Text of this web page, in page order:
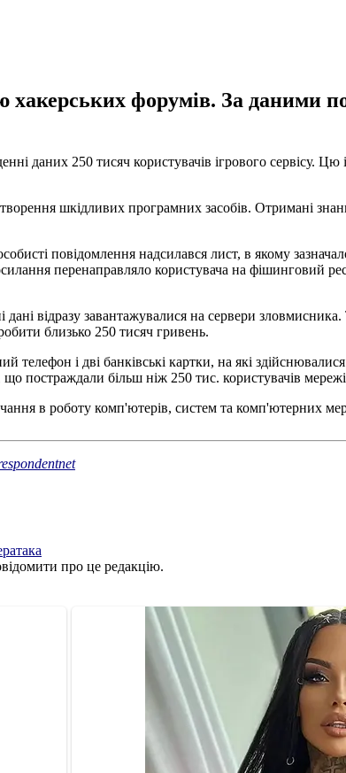
форумів. За даними
даних 250 тисяч користувачів ігрового сервісу.
шкідливих програмних засобів. Отримані
повідомлення надсилався лист, в якому
перенаправляло користувача на фішинговий
дані відразу завантажувалися на сервери
близько 250 тисяч гривень.
і дві банківські картки, на які
постраждали більш ніж 250 тис. користувачів
в роботу комп'ютерів, систем та комп'ютерних
про це редакцію.